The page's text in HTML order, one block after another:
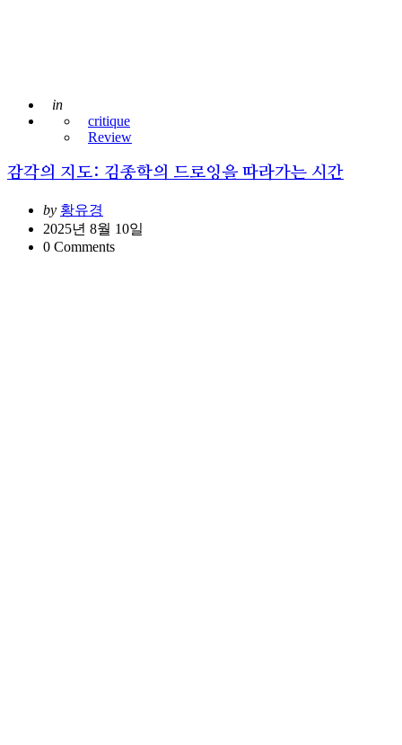
Posted
in
critique
Review
감각의 지도: 김종학의 드로잉을 따라가는 시간
Posted
by 황유경
2025년 8월 10일
0 Comments